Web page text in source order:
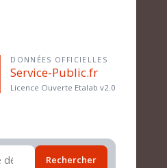
DONNÉES OFFICIELLES
Service-Public.fr
Licence Ouverte Etalab v2.0
Rechercher